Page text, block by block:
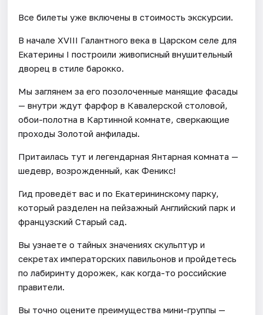
Все билеты уже включены в стоимость экскурсии.
В начале XVIII Галантного века в Царском селе для
Екатерины I построили живописный внушительный
дворец в стиле барокко.
Мы заглянем за его позолоченные манящие фасады
— внутри ждут фарфор в Кавалерской столовой,
обои-полотна в Картинной комнате, сверкающие
проходы Золотой анфилады.
Притаилась тут и легендарная Янтарная комната —
шедевр, возрожденный, как Феникс!
Гид проведёт вас и по Екатерининскому парку,
который разделен на пейзажный Английский парк и
французский Старый сад.
Вы узнаете о тайных значениях скульптур и
секретах императорских павильонов и пройдетесь
по лабиринту дорожек, как когда-то российские
правители.
Вы точно оцените преимущества мини-группы —